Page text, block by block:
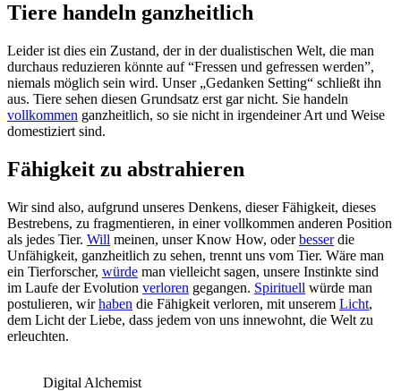
Tiere handeln ganzheitlich
Leider ist dies ein Zustand, der in der dualistischen Welt, die man
durchaus reduzieren könnte auf “Fressen und gefressen werden”,
niemals möglich sein wird. Unser „Gedanken Setting“ schließt ihn
aus. Tiere sehen diesen Grundsatz erst gar nicht. Sie handeln
vollkommen ganzheitlich, so sie nicht in irgendeiner Art und Weise
domestiziert sind.
Fähigkeit zu abstrahieren
Wir sind also, aufgrund unseres Denkens, dieser Fähigkeit, dieses
Bestrebens, zu fragmentieren, in einer vollkommen anderen Position
als jedes Tier. Will meinen, unser Know How, oderbesserdie
Unfähigkeit, ganzheitlich zu sehen, trennt uns vom Tier. Wäre man
ein Tierforscher, würde man vielleicht sagen, unsere Instinkte sind
im Laufe der Evolution verloren gegangen. Spirituell würde man
postulieren, wirhaben die Fähigkeit verloren, mit unserem Licht,
dem Licht der Liebe, dass jedem von uns innewohnt, die Welt zu
erleuchten.
Digital Alchemist